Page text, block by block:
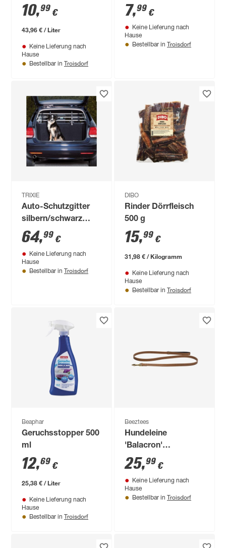
Shampoo 250 ml
10,99 €
43,96 € / Liter
Keine Lieferung nach
Hause
Bestellbar in Troisdorf
7,99 €
Keine Lieferung nach
Hause
Bestellbar in Troisdorf
TRIXIE
Auto-Schutzgitter
silbern/schwarz
größenverstellbar
64,99 €
Keine Lieferung nach
Hause
Bestellbar in Troisdorf
DIBO
Rinder Dörrfleisch
500 g
15,99 €
31,98 € / Kilogramm
Keine Lieferung nach
Hause
Bestellbar in Troisdorf
Beaphar
Geruchsstopper 500
ml
12,69 €
25,38 € / Liter
Keine Lieferung nach
Hause
Bestellbar in Troisdorf
Beeztees
Hundeleine
'Balacron'
Kunstleder braun
180 x 2 cm
25,99 €
Keine Lieferung nach
Hause
Bestellbar in Troisdorf